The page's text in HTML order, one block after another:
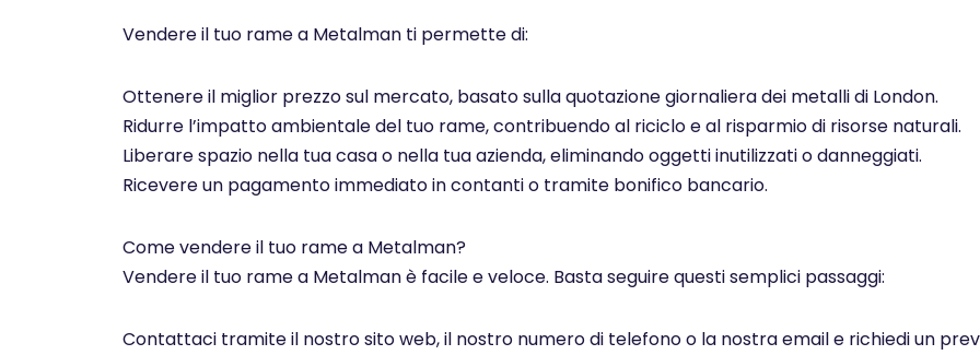
Vendere il tuo rame a Metalman ti permette di:
Ottenere il miglior prezzo sul mercato, basato sulla quotazione giornaliera dei metalli di London.
Ridurre l’impatto ambientale del tuo rame, contribuendo al riciclo e al risparmio di risorse naturali.
Liberare spazio nella tua casa o nella tua azienda, eliminando oggetti inutilizzati o danneggiati.
Ricevere un pagamento immediato in contanti o tramite bonifico bancario.
Come vendere il tuo rame a Metalman?
Vendere il tuo rame a Metalman è facile e veloce. Basta seguire questi semplici passaggi:
Contattaci tramite il nostro sito web, il nostro numero di telefono o la nostra email e richiedi un